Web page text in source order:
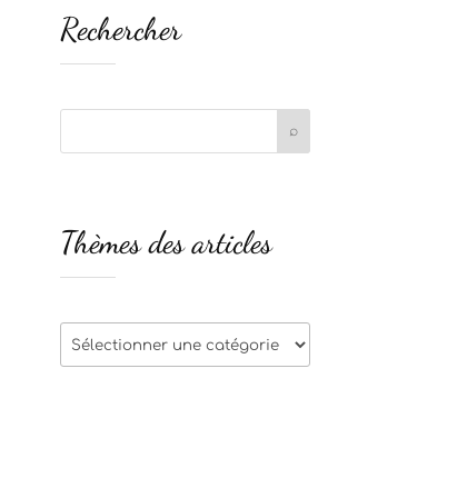
Rechercher
Thèmes des articles
Thèmes
des